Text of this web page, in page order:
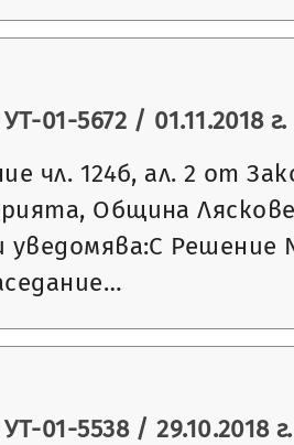
01-5672 / 01.11.2018 г.
чл. 124б, ал. 2 от
Община
уведомява:С
01-5538 / 29.10.2018 г.